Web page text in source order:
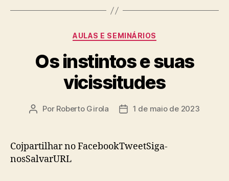
Categorias
AULAS E SEMINÁRIOS
Os instintos e suas
vicissitudes
Autor
Por Roberto Girola
Data1 de maio de 2023
Cojpartilhar no FacebookTweetSiga-
nosSalvarURL